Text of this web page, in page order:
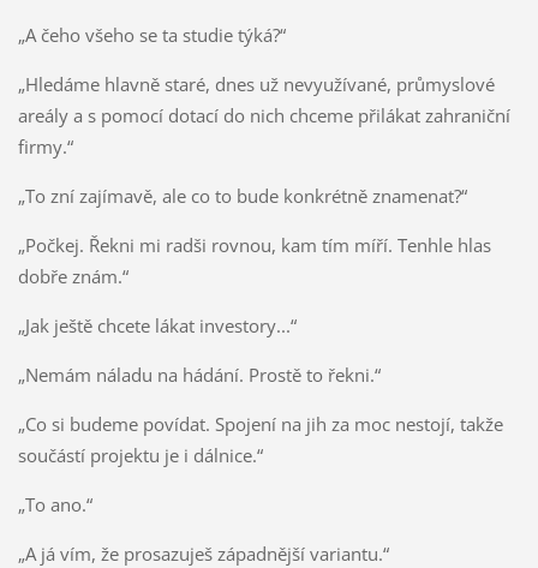
„A čeho všeho se ta studie týká?“
„Hledáme hlavně staré, dnes už nevyužívané, průmyslové
areály a s pomocí dotací do nich chceme přilákat zahraniční
firmy.“
„To zní zajímavě, ale co to bude konkrétně znamenat?“
„Počkej. Řekni mi radši rovnou, kam tím míří. Tenhle hlas
dobře znám.“
„Jak ještě chcete lákat investory...“
„Nemám náladu na hádání. Prostě to řekni.“
„Co si budeme povídat. Spojení na jih za moc nestojí, takže
součástí projektu je i dálnice.“
„To ano.“
„A já vím, že prosazuješ západnější variantu.“